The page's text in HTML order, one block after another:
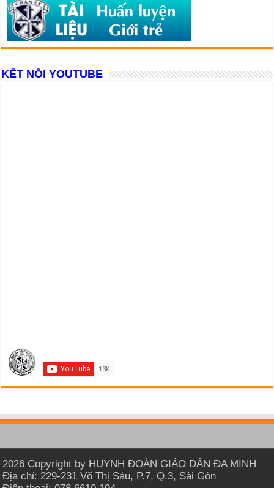
KẾT NỐI YOUTUBE
2026 Copyright by HUYNH ĐOÀN GIÁO DÂN ĐA MINH
Địa chỉ: 229-231 Võ Thị Sáu, P.7, Q.3, Sài Gòn